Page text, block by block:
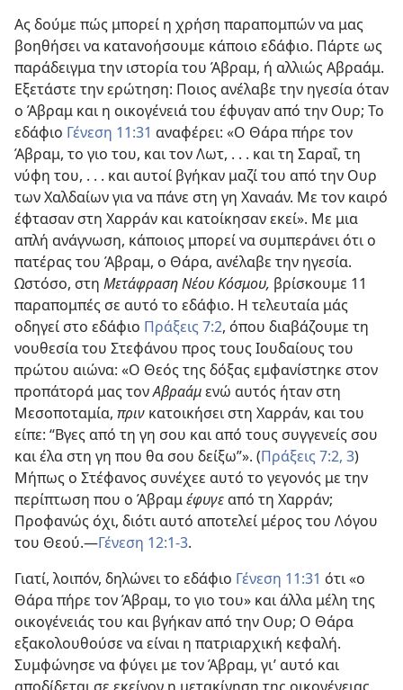
Ας δούμε πώς μπορεί η χρήση παραπομπών να μας
βοηθήσει να κατανοήσουμε κάποιο εδάφιο. Πάρτε ως
παράδειγμα την ιστορία του Άβραμ, ή αλλιώς Αβραάμ.
Εξετάστε την ερώτηση: Ποιος ανέλαβε την ηγεσία όταν
ο Άβραμ και η οικογένειά του έφυγαν από την Ουρ; Το
εδάφιο Γένεση 11:31 αναφέρει: «Ο Θάρα πήρε τον
Άβραμ, το γιο του, και τον Λωτ, . . . και τη Σαραΐ, τη
νύφη του, . . . και αυτοί βγήκαν μαζί του από την Ουρ
των Χαλδαίων για να πάνε στη γη Χαναάν. Με τον καιρό
έφτασαν στη Χαρράν και κατοίκησαν εκεί». Με μια
απλή ανάγνωση, κάποιος μπορεί να συμπεράνει ότι ο
πατέρας του Άβραμ, ο Θάρα, ανέλαβε την ηγεσία.
Ωστόσο, στη Μετάφραση Νέου Κόσμου, βρίσκουμε 11
παραπομπές σε αυτό το εδάφιο. Η τελευταία μάς
οδηγεί στο εδάφιο Πράξεις 7:2, όπου διαβάζουμε τη
νουθεσία του Στεφάνου προς τους Ιουδαίους του
πρώτου αιώνα: «Ο Θεός της δόξας εμφανίστηκε στον
προπάτορά μας τονΑβραάμενώ αυτός ήταν στη
Μεσοποταμία, πριν κατοικήσει στη Χαρράν, και του
είπε: “Βγες από τη γη σου και από τους συγγενείς σου
και έλα στη γη που θα σου δείξω”». (Πράξεις 7:2, 3)
Μήπως ο Στέφανος συνέχεε αυτό το γεγονός με την
περίπτωση που ο Άβραμέφυγεαπό τη Χαρράν;
Προφανώς όχι, διότι αυτό αποτελεί μέρος του Λόγου
του Θεού.—Γένεση 12:1-3.
Γιατί, λοιπόν, δηλώνει το εδάφιο Γένεση 11:31 ότι «ο
Θάρα πήρε τον Άβραμ, το γιο του» και άλλα μέλη της
οικογένειάς του και βγήκαν από την Ουρ; Ο Θάρα
εξακολουθούσε να είναι η πατριαρχική κεφαλή.
Συμφώνησε να φύγει με τον Άβραμ, γι’ αυτό και